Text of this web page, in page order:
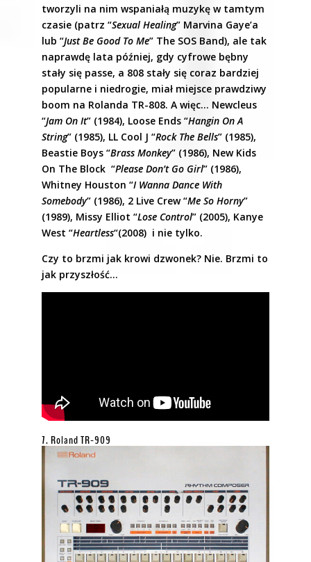
tworzyli na nim wspaniałą muzykę w tamtym
czasie (patrz “Sexual Healing” Marvina Gaye’a
lub “Just Be Good To Me” The SOS Band), ale tak
naprawdę lata później, gdy cyfrowe bębny
stały się passe, a 808 stały się coraz bardziej
popularne i niedrogie, miał miejsce prawdziwy
boom na Rolanda TR-808. A więc… Newcleus
“Jam On It” (1984), Loose Ends “Hangin On A
String” (1985), LL Cool J “Rock The Bells” (1985),
Beastie Boys “Brass Monkey” (1986), New Kids
On The Block “Please Don’t Go Girl” (1986),
Whitney Houston “I Wanna Dance With
Somebody” (1986), 2 Live Crew “Me So Horny”
(1989), Missy Elliot “Lose Control” (2005), Kanye
West “Heartless“(2008) i nie tylko.
Czy to brzmi jak krowi dzwonek? Nie. Brzmi to
jak przyszłość…
7. Roland TR-909